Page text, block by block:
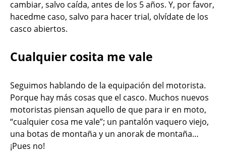
cambiar, salvo caída, antes de los 5 años. Y, por favor,
hacedme caso, salvo para hacer trial, olvídate de los
casco abiertos.
Cualquier cosita me vale
Seguimos hablando de la equipación del motorista.
Porque hay más cosas que el casco. Muchos nuevos
motoristas piensan aquello de que para ir en moto,
“cualquier cosa me vale”; un pantalón vaquero viejo,
una botas de montaña y un anorak de montaña…
¡Pues no!